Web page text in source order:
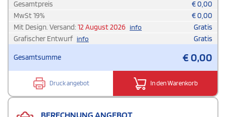
Gesamtpreis
€0,00
MwSt19% €0,00
Mit Design. Versand: 12 August 2026 info
Gratis
Grafischer Entwurf info Gratis
Gesamtsumme €0,00
Druck angebot In den Warenkorb